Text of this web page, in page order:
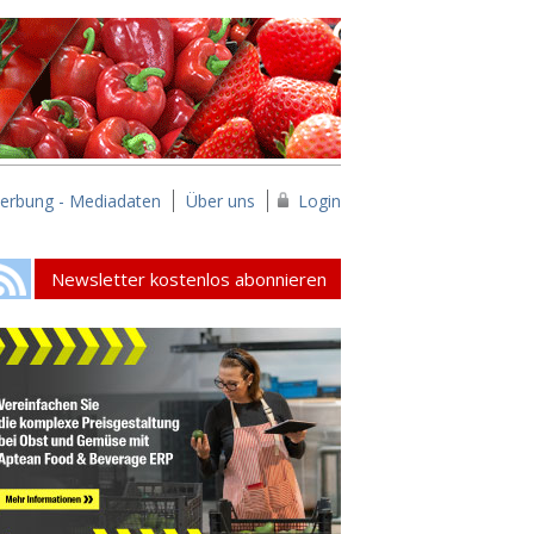
- Mediadaten Über uns Login
Newsletter kostenlos abonnieren